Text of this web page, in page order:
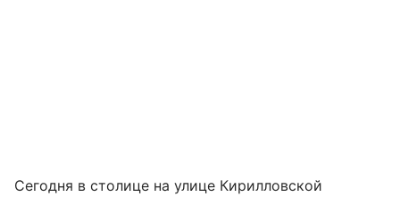
Сегодня в столице на улице Кирилловской